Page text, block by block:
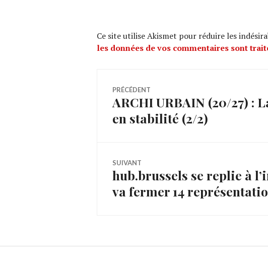
Ce site utilise Akismet pour réduire les
les données de vos commentaires sont
Navigation
de
PRÉCÉDENT
Article
précédent :
ARCHI URBAIN (20/27) :
en stabilité (2/2)
SUIVANT
Article
Suivant:
hub.brussels se replie à
va fermer 14